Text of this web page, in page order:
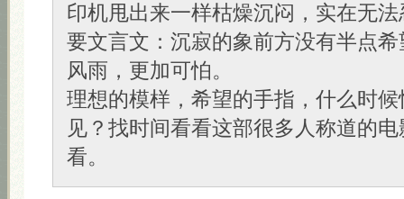
印机甩出来一样枯燥沉闷，实在无
要文言文：沉寂的象前方没有半点
风雨，更加可怕。
理想的模样，希望的手指，什么时
见？找时间看看这部很多人称道的
看。